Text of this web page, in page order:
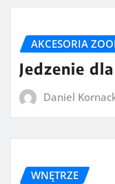
AKCESORIA
Jedzenie
Daniel
WNĘTRZE